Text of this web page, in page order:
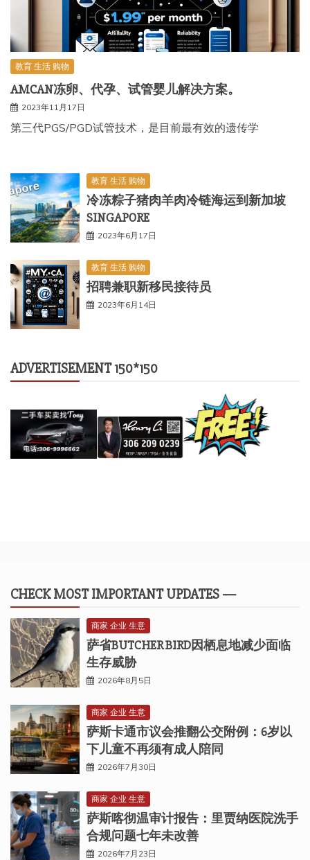
教育 生活 购物
AMCAN冻卵、代孕、试管婴儿解决方案。
2023年11月17日
第三代PGS/PGD试管技术，是目前最有效的遗传学
教育 生活 购物
冷冻粽子猪肉羊肉冷链海运到新加坡
SINGAPORE
2023年6月17日
教育 生活 购物
招聘兼职新移民接待员
2023年6月14日
ADVERTISEMENT 150*150
CHECK MOST IMPORTANT UPDATES —
商家 企业 生意
萨省BUTCHER BIRD因栖息地减少面临
生存威胁
2026年8月5日
商家 企业 生意
萨斯卡通市议会推翻公交附例：6岁以
下儿童不再须有成人陪同
2026年7月30日
商家 企业 生意
萨斯喀彻温审计报告：里贾纳医院洗手
合规问题七年未改善
2026年7月23日